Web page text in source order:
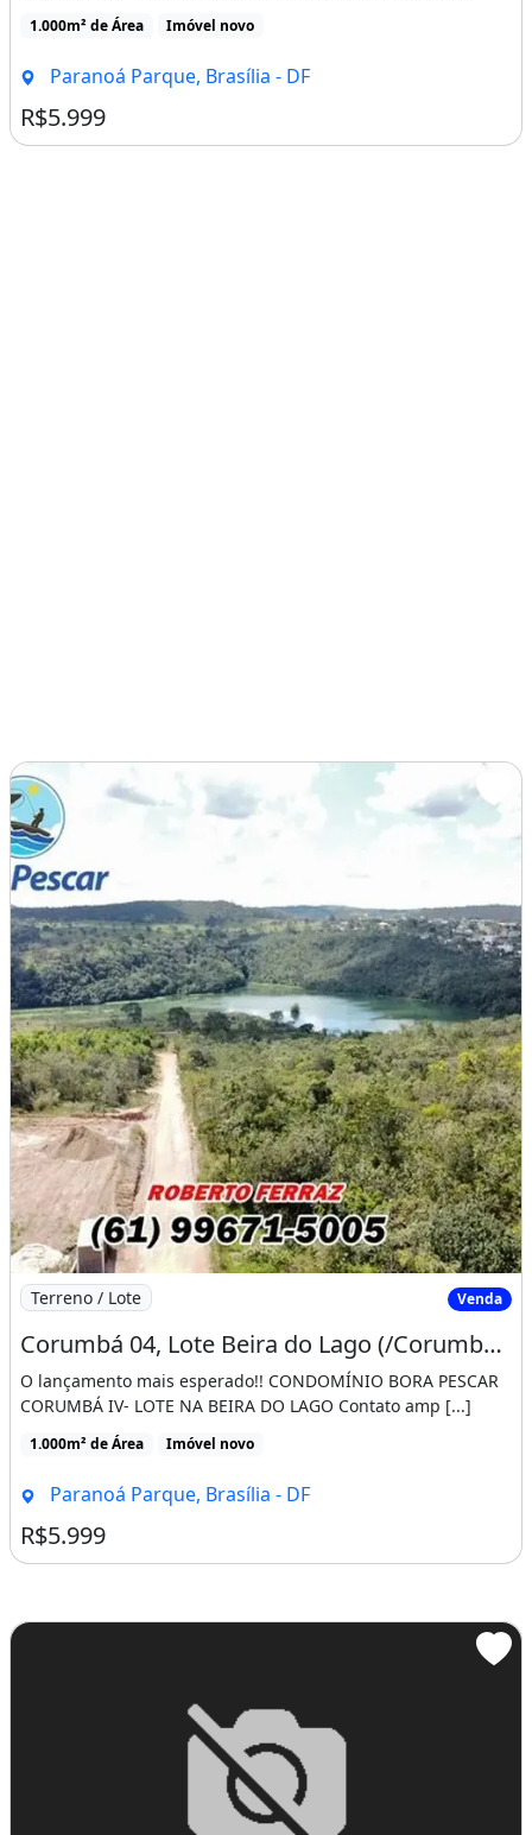
1.000m² de Área Imóvel novo
Paranoá Parque, Brasília - DF
R$5.999
Imagem: Corumbá 04, Lote Beira do Lago (/Corumbá
Terreno / Lote Venda
Corumbá 04, Lote Beira do Lago (/Corumbá 04), Bom Local
O lançamento mais esperado!! CONDOMÍNIO BORA PESCAR
CORUMBÁ IV- LOTE NA BEIRA DO LAGO Contato amp [...]
1.000m² de Área Imóvel novo
Paranoá Parque, Brasília - DF
R$5.999